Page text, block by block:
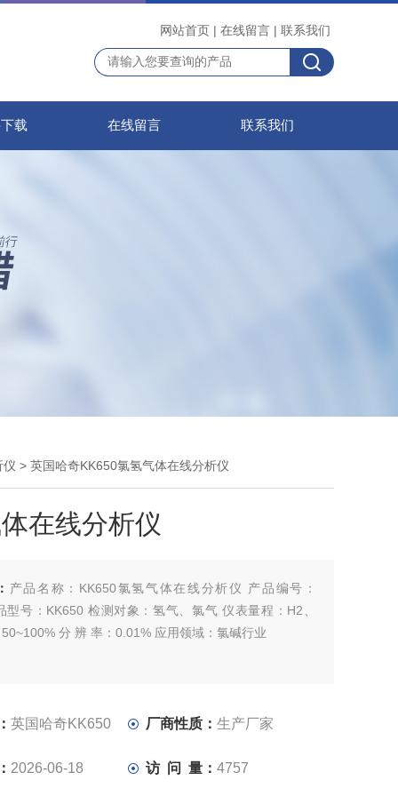
网站首页 | 在线留言 | 联系我们
载 在线留言 联系我们
仪 > 英国哈奇KK650氯氢气体在线分析仪
在线分析仪
产品名称：KK650氯氢气体在线分析仪 产品编号：
型号：KK650 检测对象：氢气、氯气 仪表量程：H2、
分 辨 率：0.01% 应用领域：氯碱行业
英国哈奇KK650 厂商性质：生产厂家
2026-06-18 访 问 量：4757